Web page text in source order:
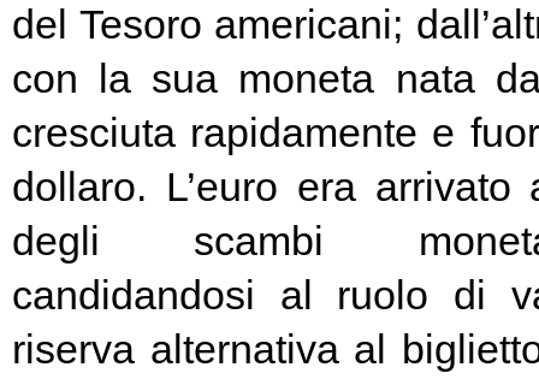
del Tesoro americani;
con la sua moneta nata
cresciuta rapidamente e
dollaro. L’euro era
degli scambi
candidandosi al ruolo di
riserva alternativa al